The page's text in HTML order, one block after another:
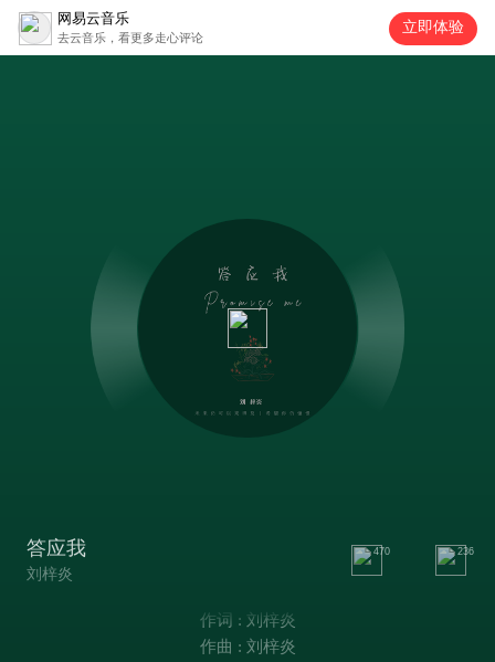
网易云音乐
去云音乐，看更多走心评论
立即体验
答应我
刘梓炎
470 236
作词 : 刘梓炎
作曲 : 刘梓炎